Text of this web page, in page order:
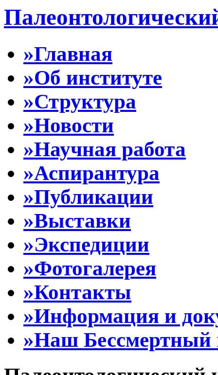
»Главная
»Об институте
»Структура
»Новости
»Научная работа
»Аспирантура
»Публикации
»Выставки
»Экспедиции
»Фотогалерея
»Контакты
»Информация и
»Наш Бессмертный